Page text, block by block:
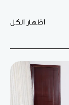
اظهار الكل